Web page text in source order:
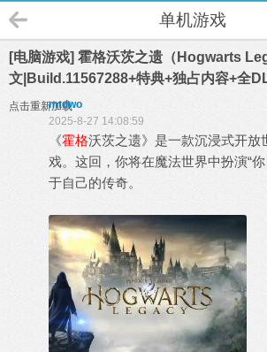
单机游戏
[电脑游戏] 霍格沃茨之遗（Hogwarts
文|Build.11567288+特典+独占内容+全
点击重新加载
mtdwo
2025-8-27 14:08:59
《霍格沃茨之遗》是一款沉浸式开放
戏。这回，你将在魔法世界中扮演“
于自己的传奇。